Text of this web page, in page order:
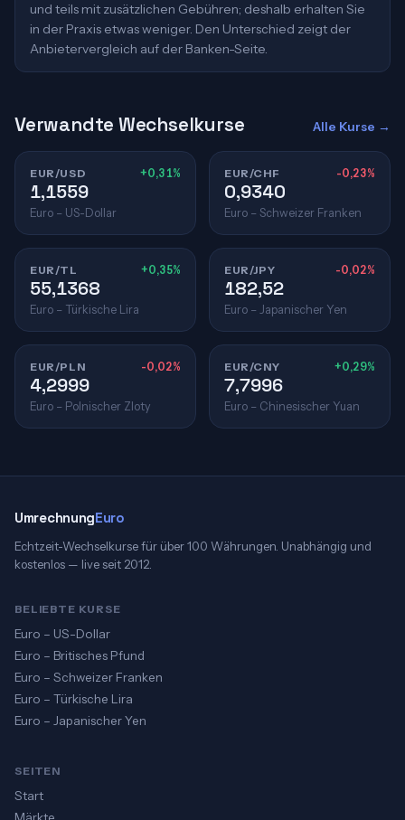
und teils mit zusätzlichen Gebühren; deshalb erhalten Sie
in der Praxis etwas weniger. Den Unterschied zeigt der
Anbietervergleich auf der Banken-Seite.
Verwandte Wechselkurse Alle Kurse →
EUR/USD +0,31%
1,1559
Euro – US-Dollar
EUR/CHF -0,23%
0,9340
Euro – Schweizer Franken
EUR/TL +0,35%
55,1368
Euro – Türkische Lira
EUR/JPY -0,02%
182,52
Euro – Japanischer Yen
EUR/PLN -0,02%
4,2999
Euro – Polnischer Zloty
EUR/CNY +0,29%
7,7996
Euro – Chinesischer Yuan
UmrechnungEuro
Echtzeit-Wechselkurse für über 100 Währungen. Unabhängig und
kostenlos — live seit 2012.
BELIEBTE KURSE
Euro – US-Dollar
Euro – Britisches Pfund
Euro – Schweizer Franken
Euro – Türkische Lira
Euro – Japanischer Yen
SEITEN
Start